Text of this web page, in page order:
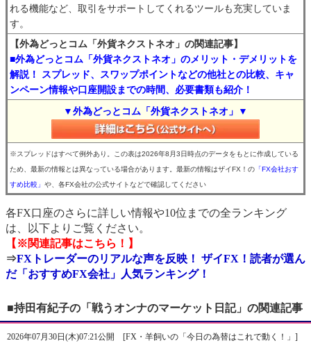
れる機能など、取引をサポートしてくれるツールも充実していま
す。
【外為どっとコム「外貨ネクストネオ」の関連記事】
■外為どっとコム「外貨ネクストネオ」のメリット・デメリットを
解説！ スプレッド、スワップポイントなどの他社との比較、キャ
ンペーン情報や口座開設までの時間、必要書類も紹介！
▼外為どっとコム「外貨ネクストネオ」▼
※スプレッドはすべて例外あり。この表は2026年8月3日時点のデータをもとに作成している
ため、最新の情報とは異なっている場合があります。最新の情報はザイFX！の 「FX会社おす
すめ比較」 や、各FX会社の公式サイトなどで確認してください
各FX口座のさらに詳しい情報や10位までの全ランキング
は、以下よりご覧ください。
【※関連記事はこちら！】
⇒FXトレーダーのリアルな声を反映！ ザイFX！読者が選ん
だ「おすすめFX会社」人気ランキング！
■持田有紀子の「戦うオンナのマーケット日記」の関連記事
2026年07月30日(木)07:21公開 [FX・羊飼いの「今日の為替はこれで動く！」]